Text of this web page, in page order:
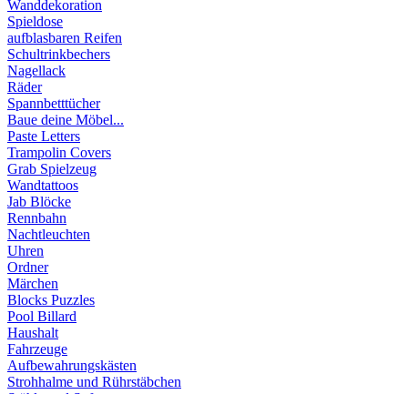
Wanddekoration
Spieldose
aufblasbaren Reifen
Schultrinkbechers
Nagellack
Räder
Spannbetttücher
Baue deine Möbel...
Paste Letters
Trampolin Covers
Grab Spielzeug
Wandtattoos
Jab Blöcke
Rennbahn
Nachtleuchten
Uhren
Ordner
Märchen
Blocks Puzzles
Pool Billard
Haushalt
Fahrzeuge
Aufbewahrungskästen
Strohhalme und Rührstäbchen